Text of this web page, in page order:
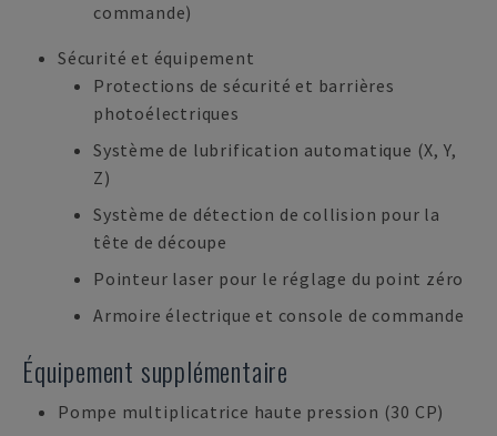
commande)
Sécurité et équipement
Protections de sécurité et barrières
photoélectriques
Système de lubrification automatique (X, Y,
Z)
Système de détection de collision pour la
tête de découpe
Pointeur laser pour le réglage du point zéro
Armoire électrique et console de commande
Équipement supplémentaire
Pompe multiplicatrice haute pression (30 CP)